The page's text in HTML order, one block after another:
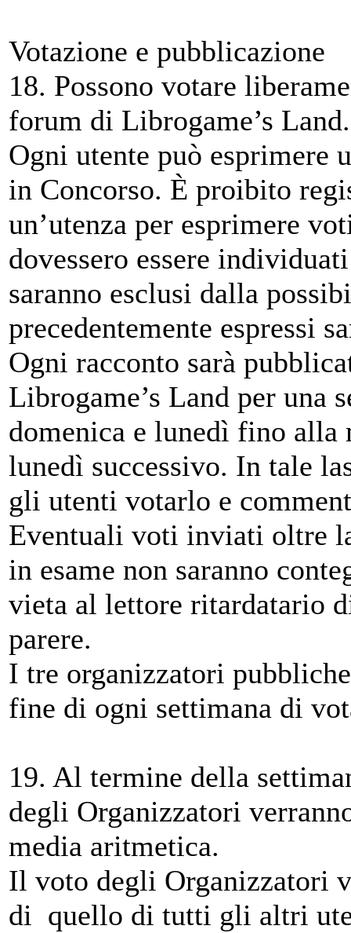
Votazione e pubblicazione
18. Possono votare
forum di Librogame’s Land.
Ogni utente può esprimere
in Concorso. È proibito
un’utenza per esprimere
dovessero essere
saranno esclusi dalla
precedentemente espressi
Ogni racconto sarà
Librogame’s Land per una
domenica e lunedì fino alla
lunedì successivo. In tale
gli utenti votarlo e
Eventuali voti inviati oltre
in esame non saranno
vieta al lettore ritardatario
parere.
I tre organizzatori
fine di ogni settimana di
19. Al termine della
degli Organizzatori
media aritmetica.
Il voto degli Organizzatori
di quello di tutti gli altri